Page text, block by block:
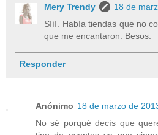
Mery Trendy
18 de
Sííí. Había tiendas que no
que me encantaron. Besos.
Responder
Anónimo 18 de marzo de
No sé porqué decís que